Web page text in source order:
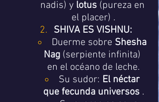
nadis) y lotus (pureza en
el placer) .
SHIVA ES VISHNU:
Duerme sobre Shesha
Nag (serpiente infinita)
en el océano de leche.
Su sudor: El néctar
que fecunda universos .